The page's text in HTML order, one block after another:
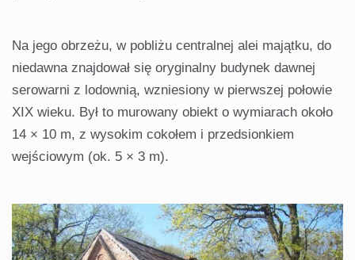
Na jego obrzeżu, w pobliżu centralnej alei majątku, do
niedawna znajdował się oryginalny budynek dawnej
serowarni z lodownią, wzniesiony w pierwszej połowie
XIX wieku. Był to murowany obiekt o wymiarach około
14 × 10 m, z wysokim cokołem i przedsionkiem
wejściowym (ok. 5 × 3 m).